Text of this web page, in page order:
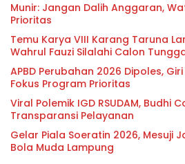
Munir: Jangan Dalih Anggaran,
Prioritas
Temu Karya VIII Karang Taruna
Wahrul Fauzi Silalahi Calon
APBD Perubahan 2026 Dipoles,
Fokus Program Prioritas
Viral Polemik IGD RSUDAM, Budhi
Transparansi Pelayanan
Gelar Piala Soeratin 2026, Mesuji
Bola Muda Lampung